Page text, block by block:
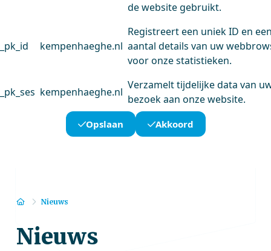
de website gebruikt.
_pk_id kempenhaeghe.nl
Registreert een uniek ID en
aantal details van uw
voor onze statistieken.
_pk_ses kempenhaeghe.nl
Verzamelt tijdelijke data van
bezoek aan onze website.
Opslaan Akkoord
HomeNieuws
Nieuws